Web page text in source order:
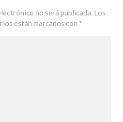
no será publicada. Los
están marcados con *